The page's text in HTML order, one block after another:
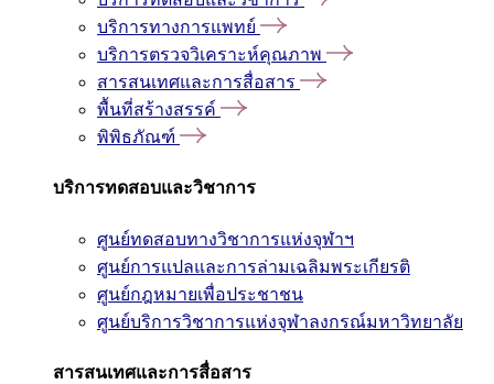
บริการทางการแพทย์
บริการตรวจวิเคราะห์คุณภาพ
สารสนเทศและการสื่อสาร
พื้นที่สร้างสรรค์
พิพิธภัณฑ์
บริการทดสอบและวิชาการ
ศูนย์ทดสอบทางวิชาการแห่งจุฬาฯ
ศูนย์การแปลและการล่ามเฉลิมพระเกียรติ
ศูนย์กฎหมายเพื่อประชาชน
ศูนย์บริการวิชาการแห่งจุฬาลงกรณ์มหาวิทยาลัย
สารสนเทศและการสื่อสาร